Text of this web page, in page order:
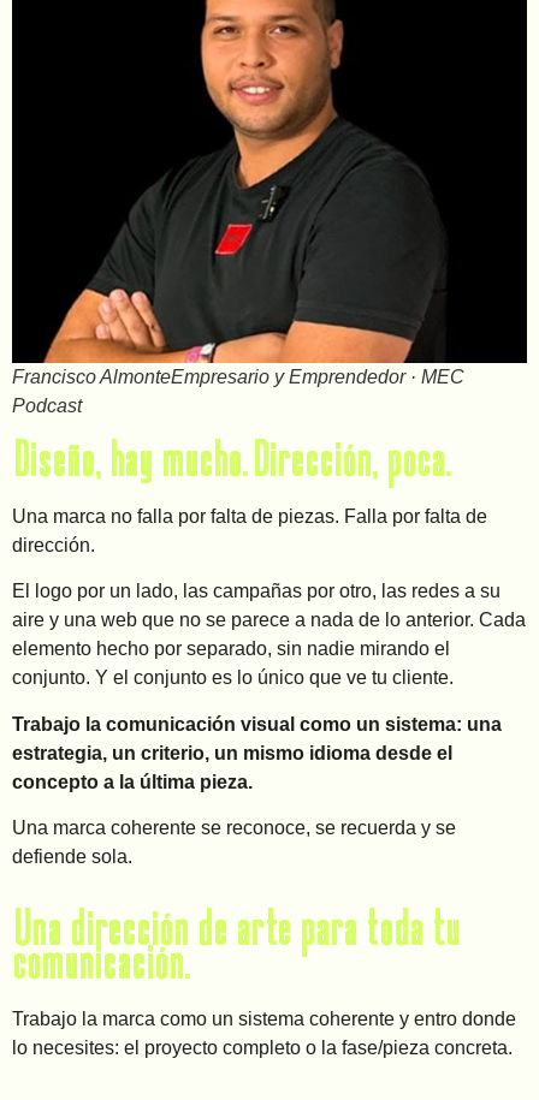
Francisco AlmonteEmpresario y Emprendedor · MEC
Podcast
Diseño, hay mucho. Dirección, poca.
Una marca no falla por falta de piezas. Falla por falta de
dirección.
El logo por un lado, las campañas por otro, las redes a su
aire y una web que no se parece a nada de lo anterior. Cada
elemento hecho por separado, sin nadie mirando el
conjunto. Y el conjunto es lo único que ve tu cliente.
Trabajo la comunicación visual como un sistema: una
estrategia, un criterio, un mismo idioma desde el
concepto a la última pieza.
Una marca coherente se reconoce, se recuerda y se
defiende sola.
Una dirección de arte para toda tu
comunicación.
Trabajo la marca como un sistema coherente y entro donde
lo necesites: el proyecto completo o la fase/pieza concreta.